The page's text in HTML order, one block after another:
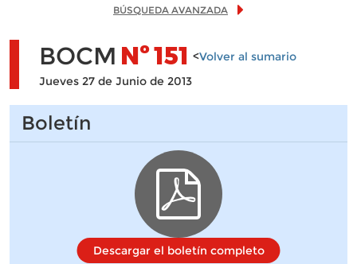
BÚSQUEDA AVANZADA
BOCM Nº151 <Volver al sumario
Jueves 27 de Junio de 2013
Boletín
Descargar el boletín completo